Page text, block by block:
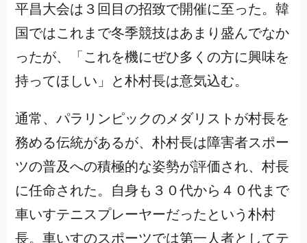
平昌大会は３回目の招致で開催に至った。韓
国ではこれまで冬季競技はあまり盛んでなか
ったが、「これを機にぜひ多くの方に興味を
持ってほしい」と朴村長は意気込む。
通常、パラリンピックのメダリストが村長を
務める伝統があるが、朴村長は障害者スポー
ツの普及への積極的な姿勢が評価され、村長
に任命された。自身も３０代から４０代まで
車いすテニスプレーヤーだったという朴村
長。車いすのスポーツでは第一人者としてテ